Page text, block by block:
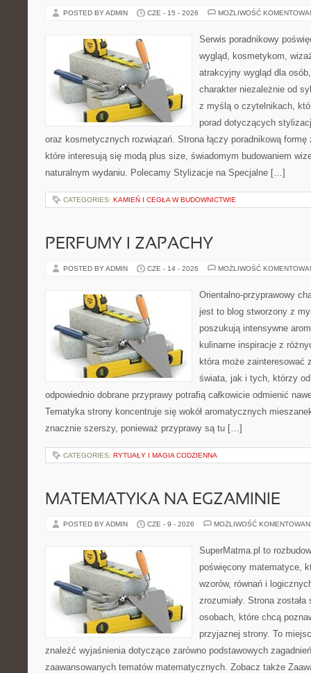
POSTED BY ADMIN CZE - 15 - 2026 MOŻLIWOŚĆ
Serwis poradnikowy
wygląd, kosmetykom,
atrakcyjny wygląd dla
charakter niezależnie od
z myślą o czytelnikach,
porad dotyczących
oraz kosmetycznych rozwiązań. Strona łączy poradnikową
które interesują się modą plus size, świadomym budowaniem
naturalnym wydaniu. Polecamy Stylizacje na Specjalne […]
CATEGORIES: KAMIEŃ I CEGŁA W BUDOWNICTWIE
PERFUMY I ZAPACHY
POSTED BY ADMIN CZE - 14 - 2026 MOŻLIWOŚĆ
Orientalno-przyprawowy
jest to blog stworzony z
poszukują intensywne
kulinarne inspiracje z
która może zainteresować
świata, jak i tych, którzy
odpowiednio dobrane przyprawy potrafią całkowicie odmienić
Tematyka strony koncentruje się wokół aromatycznych
znacznie szerszy, ponieważ przyprawy są tu […]
CATEGORIES: RYTUAŁY I MAGIA CODZIENNA
MATEMATYKA NA EGZAMINIE
POSTED BY ADMIN CZE - 9 - 2026 MOŻLIWOŚĆ
SuperMatma.pl to
poświęcony matematyce,
wzorów, równań i
zrozumiały. Strona
osobach, które chcą
przyjaznej strony. To
znaleźć wyjaśnienia dotyczące zarówno podstawowych
zaawansowanych tematów matematycznych. Zobacz także